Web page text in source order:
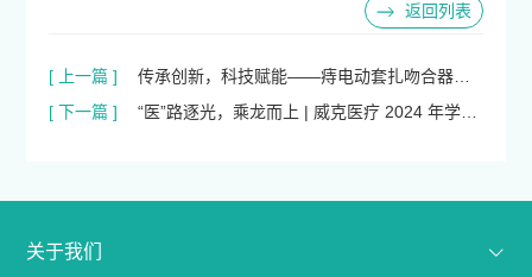
返回列表
[ 上一篇 ]
传承创新，科技赋能——痔电动套扎吻合器新
品临床发布会圆满举行
[ 下一篇 ]
“医”路逐光，乘龙而上 | 威克医疗 2024 年学术
关于我们